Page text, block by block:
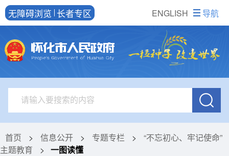
ENGLISH
无障碍浏览 长者专区 导航
首页 > 信息公开 > 专题专栏 >
“不忘初心、牢记使命”
主题教育
> 一图读懂